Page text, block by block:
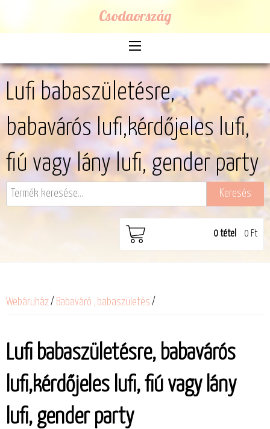
Csodaország
Lufi babaszületésre,
babavárós lufi,kérdőjeles lufi,
fiú vagy lány lufi, gender party
0tétel 0 Ft
Webáruház/ Babaváró , babaszületés /
Lufi babaszületésre, babavárós
lufi,kérdőjeles lufi, fiú vagy lány
lufi, gender party